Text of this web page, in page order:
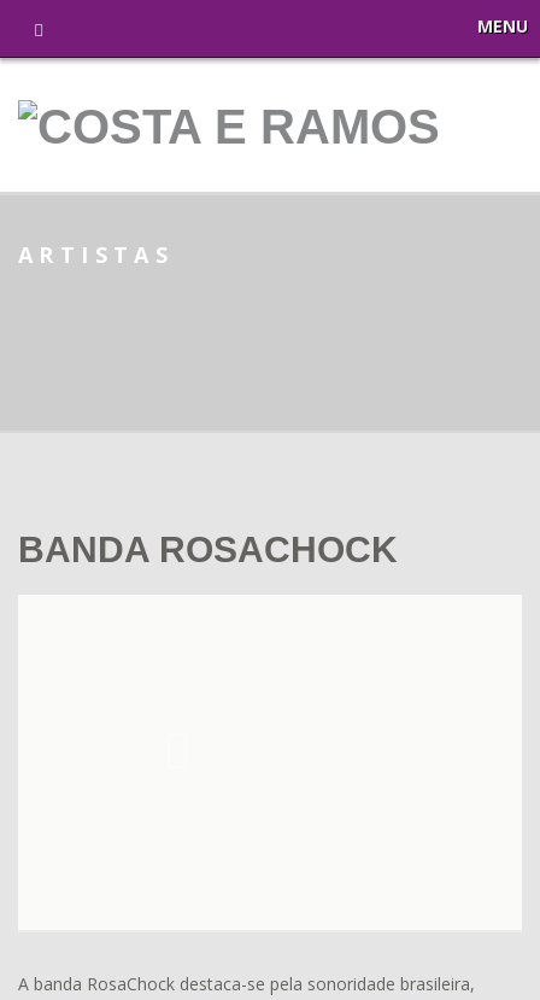
MENU
ARTISTAS
BANDA ROSACHOCK
A banda RosaChock destaca-se pela sonoridade brasileira,